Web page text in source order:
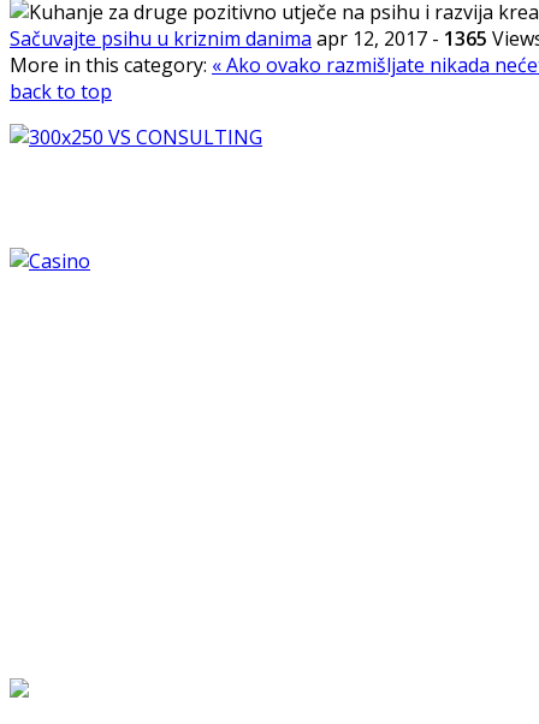
Sačuvajte psihu u kriznim danima apr 12, 2017 - 1365
More in this category: « Ako ovako razmišljate nikada
back to top